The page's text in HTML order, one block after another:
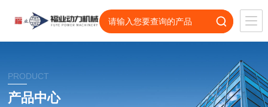
PRODUCT
产品中心